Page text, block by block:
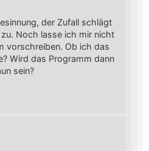
der Zufall schlägt
Noch lasse ich mir nicht
vorschreiben. Ob ich das
Wird das Programm dann
sein?